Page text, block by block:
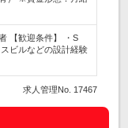
【歓迎条件】 ・S
ビルなどの設計経験
求人管理No. 17467